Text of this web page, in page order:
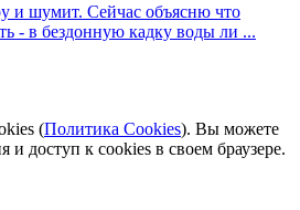
и шумит. Сейчас объясню что
- в бездонную кадку воды ли ...
(Политика Cookies). Вы можете
и доступ к cookies в своем браузере.